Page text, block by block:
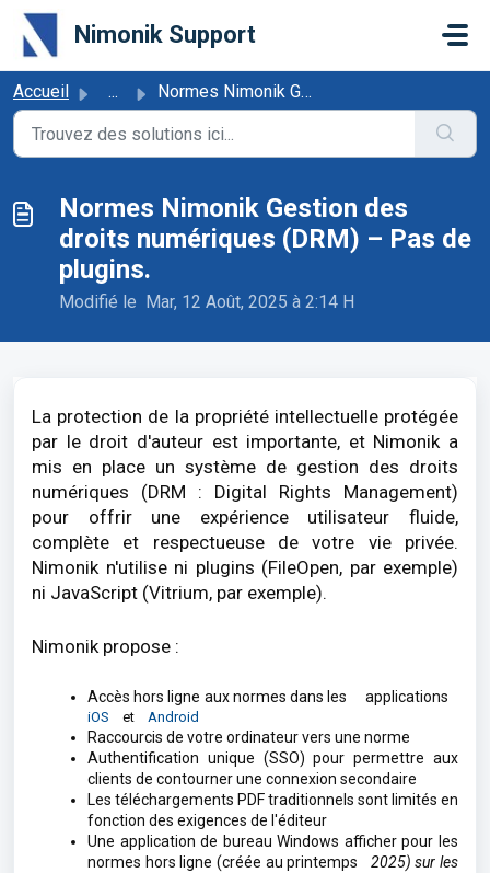
Passer au contenu principal
Nimonik Support
Accueil ... Normes Nimonik Gestion des droits numériques (DRM) – Pas ...
Normes Nimonik Gestion des
droits numériques (DRM) – Pas de
plugins.
Modifié le Mar, 12 Août, 2025 à 2:14 H
La protection de la propriété intellectuelle protégée
par le droit d'auteur est importante, et Nimonik a
mis en place un système de gestion des droits
numériques (DRM : Digital Rights Management)
pour offrir une expérience utilisateur fluide,
complète et respectueuse de votre vie privée.
Nimonik n'utilise ni plugins (FileOpen, par exemple)
ni JavaScript (Vitrium, par exemple).
Nimonik propose :
Accès hors ligne aux normes dans les applications
iOS et Android
Raccourcis de votre ordinateur vers une norme
Authentification unique (SSO) pour permettre aux
clients de contourner une connexion secondaire
Les téléchargements PDF traditionnels sont limités en
fonction des exigences de l'éditeur
Une application de bureau Windows afficher pour les
normes hors ligne (créée au printemps 2025) sur les